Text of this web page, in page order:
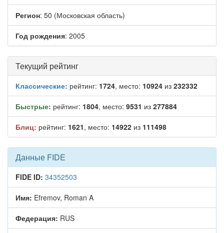
Регион: 50 (Московская область)
Год рождения: 2005
Текущий рейтинг
Классические: рейтинг: 1724, место: 10924 из 232332
Быстрые: рейтинг: 1804, место: 9531 из 277884
Блиц: рейтинг: 1621, место: 14922 из 111498
Данные FIDE
FIDE ID: 34352503
Имя: Efremov, Roman A
Федерация: RUS